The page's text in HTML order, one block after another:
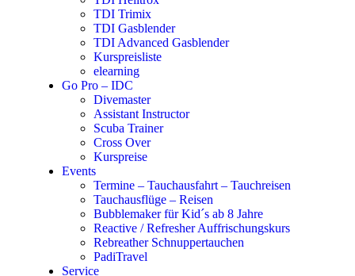
TDI Trimix
TDI Gasblender
TDI Advanced Gasblender
Kurspreisliste
elearning
Go Pro – IDC
Divemaster
Assistant Instructor
Scuba Trainer
Cross Over
Kurspreise
Events
Termine – Tauchausfahrt – Tauchreisen
Tauchausflüge – Reisen
Bubblemaker für Kid´s ab 8 Jahre
Reactive / Refresher Auffrischungskurs
Rebreather Schnuppertauchen
PadiTravel
Service